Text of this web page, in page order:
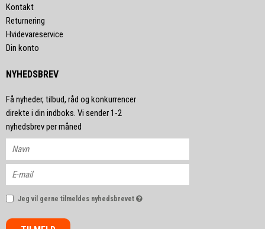
Kontakt
Returnering
Hvidevareservice
Din konto
NYHEDSBREV
Få nyheder, tilbud, råd og konkurrencer
direkte i din indboks. Vi sender 1-2
nyhedsbrev per måned
Jeg vil gerne tilmeldes nyhedsbrevet